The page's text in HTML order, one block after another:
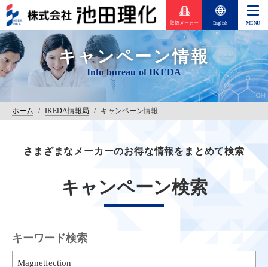
取扱メーカー English
キャンペーン情報
ホーム / IKEDA情報局 / キャンペーン情報
さまざまなメーカーのお得な情報をまとめて検索
キャンペーン検索
キーワード検索